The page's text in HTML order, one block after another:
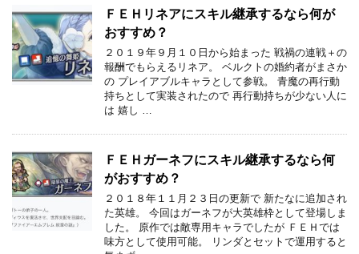
ＦＥＨリネアにスキル継承するなら何が
おすすめ？
２０１９年９月１０日から始まった 戦禍の連戦＋の
報酬でもらえるリネア。 ベルクトの婚約者がまさか
の プレイアブルキャラとして参戦。 青魔の再行動
持ちとして実装されたので 再行動持ちが少ない人に
は 嬉し …
ＦＥＨガーネフにスキル継承するなら何
がおすすめ？
２０１８年１１月２３日の更新で 新たなに追加され
た英雄。 今回はガーネフが大英雄枠として登場しま
した。 原作では敵専用キャラでしたが ＦＥＨでは
味方として使用可能。 リンダとセットで運用すると